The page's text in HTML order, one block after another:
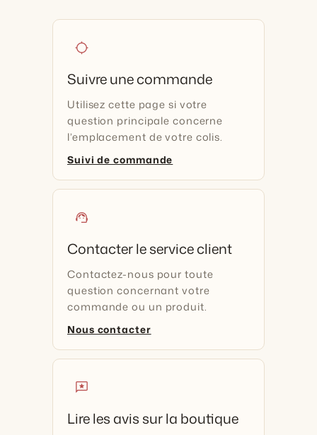
location_searching
Suivre une commande
Utilisez cette page si votre
question principale concerne
l’emplacement de votre colis.
Suivi de commande
support_agent
Contacter le service client
Contactez-nous pour toute
question concernant votre
commande ou un produit.
Nous contacter
reviews
Lire les avis sur la boutique